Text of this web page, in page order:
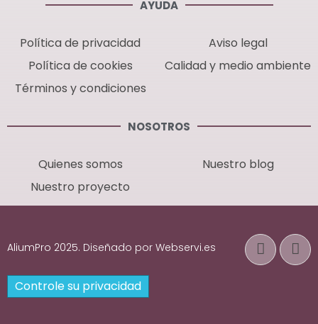
AYUDA
Política de privacidad
Política de cookies
Términos y condiciones
Aviso legal
Calidad y medio ambiente
NOSOTROS
Quienes somos
Nuestro proyecto
Nuestro blog
AliumPro 2025. Diseñado por Webservi.es
Controle su privacidad